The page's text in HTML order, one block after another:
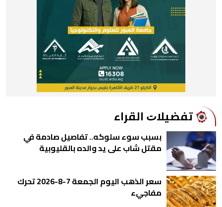
ﺗﻔﻀﻴﻼﺕ اﻟﻘﺮاء
بسبب سوء سلوكه.. تفاصيل صادمة في
مقتل شاب على يد والده بالقليوبية
سعر الذهب اليوم الجمعة 7-8-2026 تحرك
مفاجيء